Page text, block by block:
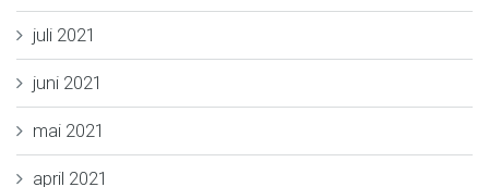
juli 2021
juni 2021
mai 2021
april 2021